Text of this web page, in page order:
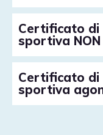
Certificato di
sportiva
Certificato di
sportiva